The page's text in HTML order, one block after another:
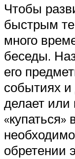
Чтобы
быстрым
много
беседы.
его
событиях и
делает или
«купаться»
обретении